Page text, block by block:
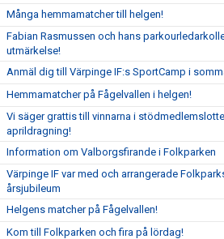
Många hemmamatcher till helgen!
Fabian Rasmussen och hans
utmärkelse!
Anmäl dig till Värpinge IF:s SportCamp i
Hemmamatcher på Fågelvallen i helgen!
Vi säger grattis till vinnarna i
aprildragning!
Information om Valborgsfirande i Folkparken
Värpinge IF var med och arrangerade
årsjubileum
Helgens matcher på Fågelvallen!
Kom till Folkparken och fira på lördag!